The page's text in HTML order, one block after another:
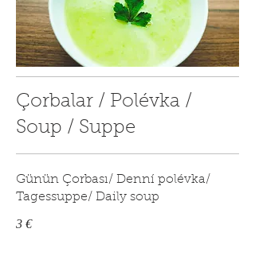
Çorbalar / Polévka /
Soup / Suppe
Günün Çorbası/ Denní polévka/
Tagessuppe/ Daily soup
3 €